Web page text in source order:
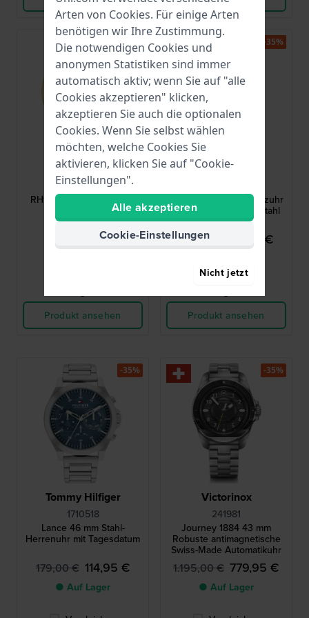
Lorus
RH918QX9
RH918QX9 42 mm Stahl-
Herrenuhr mit
Datumsanzeige
79,00 €
Produkt ansehen
Calvin Klein
Aqueous 44 mm Quarzuhr
in Taucheroptik aus Stahl
179,00 € 114,95 €
Produkt ansehen
-35%
Tommy Hilfiger
1710518
Lance 46 mm Stahl-
Herrenuhr mit Tagesdatum
179,00 € 114,95 €
● Auf Lager
-35%
Victorinox
241981
Journey 1884 43 mm
Robuste antimagnetische
Swiss-Made Automatikuhr
1.195,00 € 779,95 €
● Auf Lager
-35%
Arten von Cookies. Für einige Arten
benötigen wir Ihre Zustimmung.
Die notwendigen Cookies und
anonymen Statistiken sind immer
automatisch aktiv; wenn Sie auf "alle
Cookies akzeptieren" klicken,
akzeptieren Sie auch die optionalen
Cookies. Wenn Sie selbst wählen
möchten, welche Cookies Sie
aktivieren, klicken Sie auf "Cookie-
Einstellungen".
Alle akzeptieren
Cookie-Einstellungen
Nicht jetzt